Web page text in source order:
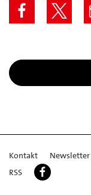
Kontakt Newsletter
RSS